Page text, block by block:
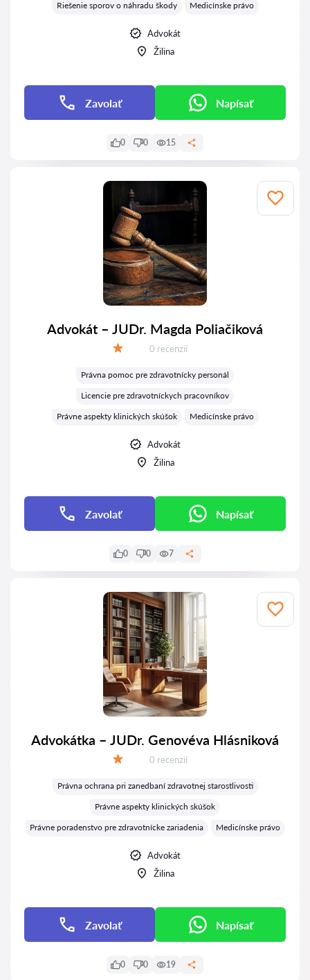
Riešenie sporov o náhradu škody
Medicínske právo
Advokát
Žilina
Zavolať Napísať
0 0 15
Advokát – JUDr. Magda Poliačiková
Recenzií:
0 recenzií
Právna pomoc pre zdravotnícky personál
Licencie pre zdravotníckych pracovníkov
Právne aspekty klinických skúšok
Medicínske právo
Advokát
Žilina
Zavolať Napísať
0 0 7
Advokátka – JUDr. Genovéva Hlásniková
Recenzií:
0 recenzií
Právna ochrana pri zanedbaní zdravotnej starostlivosti
Právne aspekty klinických skúšok
Právne poradenstvo pre zdravotnícke zariadenia
Medicínske právo
Advokát
Žilina
Zavolať Napísať
0 0 19